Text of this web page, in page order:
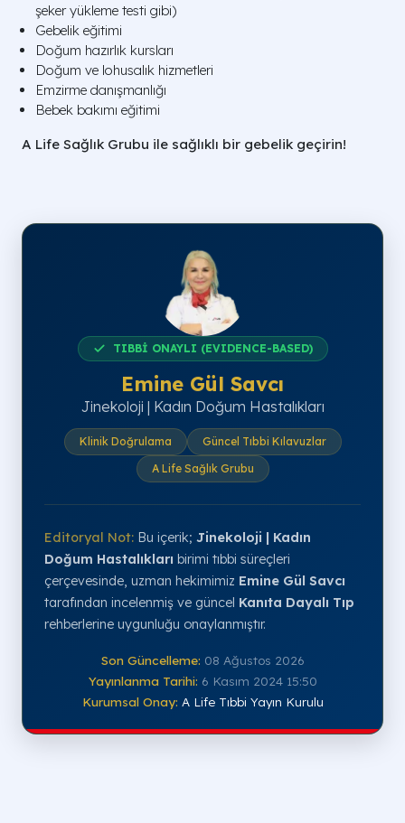
şeker yükleme testi gibi)
Gebelik eğitimi
Doğum hazırlık kursları
Doğum ve lohusalık hizmetleri
Emzirme danışmanlığı
Bebek bakımı eğitimi
A Life Sağlık Grubu ile sağlıklı bir gebelik geçirin!
TIBBİ ONAYLI (EVIDENCE-BASED)
Emine Gül Savcı
Jinekoloji | Kadın Doğum Hastalıkları
Klinik Doğrulama
Güncel Tıbbi Kılavuzlar
A Life Sağlık Grubu
Editoryal Not: Bu içerik; Jinekoloji | Kadın
Doğum Hastalıkları birimi tıbbi süreçleri
çerçevesinde, uzman hekimimiz Emine Gül Savcı
tarafından incelenmiş ve güncel Kanıta Dayalı Tıp
rehberlerine uygunluğu onaylanmıştır.
Son Güncelleme: 08 Ağustos 2026
Yayınlanma Tarihi: 6 Kasım 2024 15:50
Kurumsal Onay: A Life Tıbbi Yayın Kurulu